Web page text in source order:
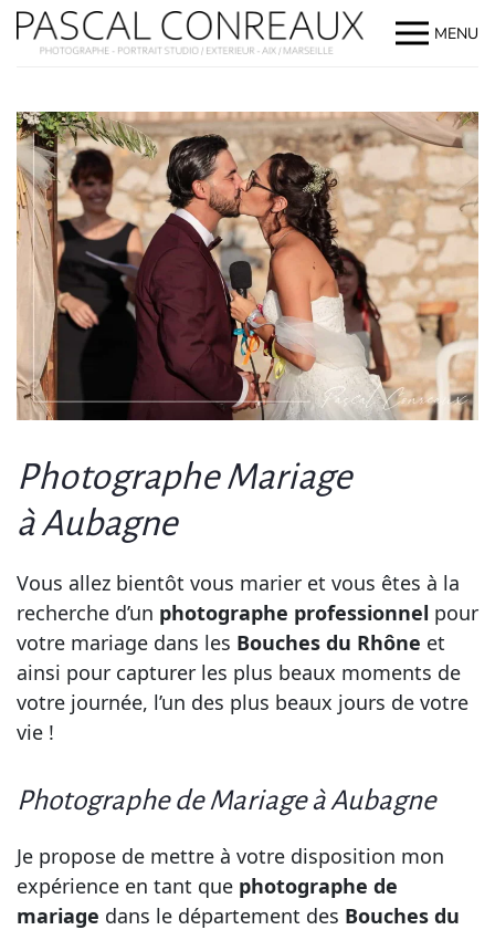
MENU
Photographe Mariage
à Aubagne
Vous allez bientôt vous marier et vous êtes à la
recherche d’un photographe professionnel pour
votre mariage dans les Bouches du Rhône et
ainsi pour capturer les plus beaux moments de
votre journée, l’un des plus beaux jours de votre
vie !
Photographe de Mariage à Aubagne
Je propose de mettre à votre disposition mon
expérience en tant que photographe de
mariage dans le département des Bouches du